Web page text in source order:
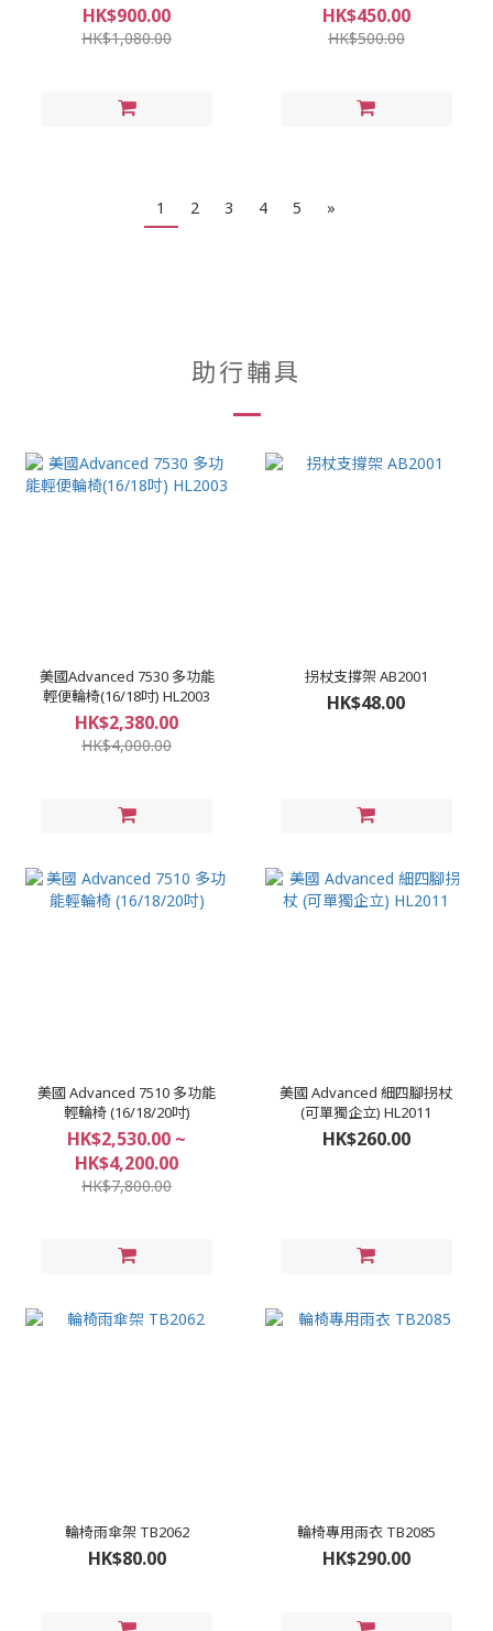
BY2002
HK$900.00
HK$1,080.00
BY2002
HK$450.00
HK$500.00
1 2 3 4 5 »
助行輔具
美國Advanced 7530 多功能
輕便輪椅(16/18吋) HL2003
HK$2,380.00
HK$4,000.00
拐杖支撐架 AB2001
HK$48.00
美國 Advanced 7510 多功能
輕輪椅 (16/18/20吋)
HK$2,530.00 ~
HK$4,200.00
HK$7,800.00
美國 Advanced 細四腳拐杖
(可單獨企立) HL2011
HK$260.00
輪椅雨傘架 TB2062
HK$80.00
輪椅專用雨衣 TB2085
HK$290.00